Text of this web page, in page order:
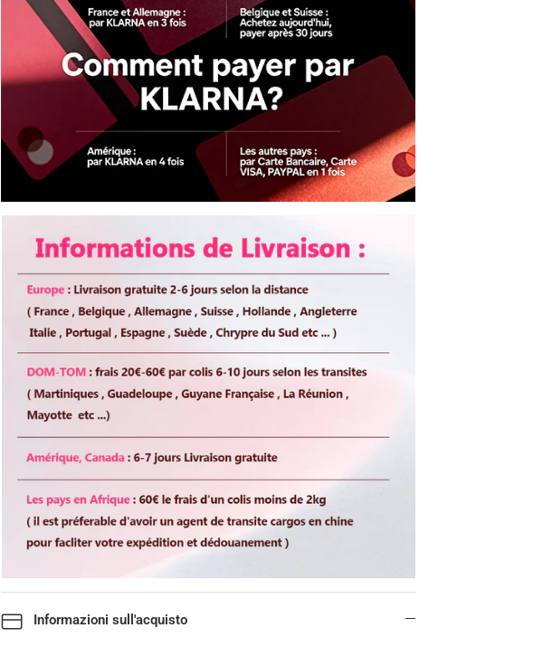
Colorable ou décolorable Oui
Bandes Ajustable
Informazioni sull'acquisto